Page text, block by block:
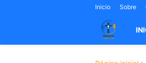
Inicio Sobre